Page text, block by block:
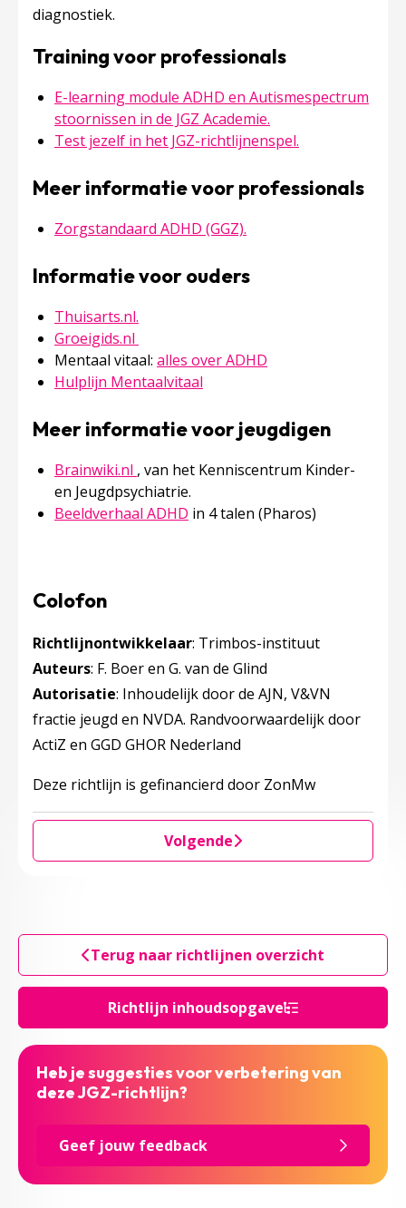
Richtlijn inhoudsopgave
diagnostiek.
Training voor professionals
E-learning module ADHD en Autismespectrum
stoornissen in de JGZ Academie.
Test jezelf in het JGZ-richtlijnenspel.
Meer informatie voor professionals
Zorgstandaard ADHD (GGZ).
Informatie voor ouders
Thuisarts.nl.
Groeigids.nl
Mentaal vitaal: alles over ADHD
Hulplijn Mentaalvitaal
Meer informatie voor jeugdigen
Brainwiki.nl Deze linkt opent in een nieuw tabblad
, van het Kenniscentrum Kinder-
en Jeugdpsychiatrie.
Beeldverhaal ADHD in 4 talen (Pharos)
Colofon
Richtlijnontwikkelaar: Trimbos-instituut
Auteurs: F. Boer en G. van de Glind
Autorisatie: Inhoudelijk door de AJN, V&VN
fractie jeugd en NVDA. Randvoorwaardelijk door
ActiZ en GGD GHOR Nederland
Deze richtlijn is gefinancierd door ZonMw
Volgende
Terug naar richtlijnen overzicht
Heb je suggesties voor verbetering van
deze JGZ-richtlijn?
Geef jouw feedback